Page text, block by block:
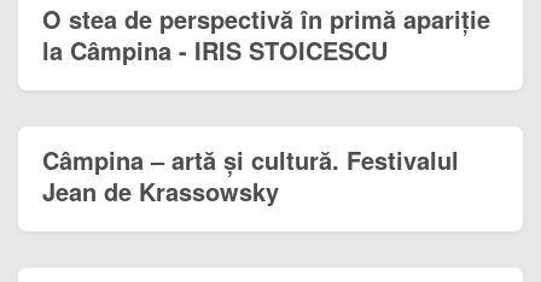
O stea de perspectivă în primă apariţie
la Câmpina - IRIS STOICESCU
Câmpina – artă și cultură. Festivalul
Jean de Krassowsky